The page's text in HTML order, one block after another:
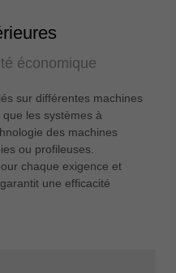
économique
sur différentes machines
les systèmes à
des machines
ou profileuses.
chaque exigence et
une efficacité